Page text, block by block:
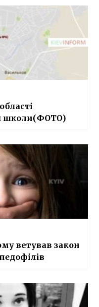
школи(ФОТО)
ветував закон